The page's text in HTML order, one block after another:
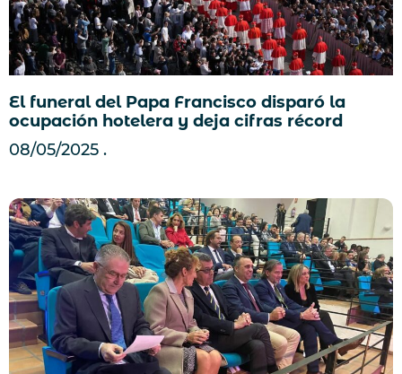
El funeral del Papa Francisco disparó la
ocupación hotelera y deja cifras récord
08/05/2025